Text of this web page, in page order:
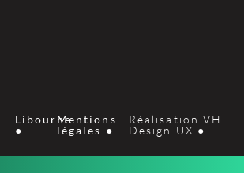
Libourne
●
Mentions
légales ●
Réalisation VH
Design UX ●